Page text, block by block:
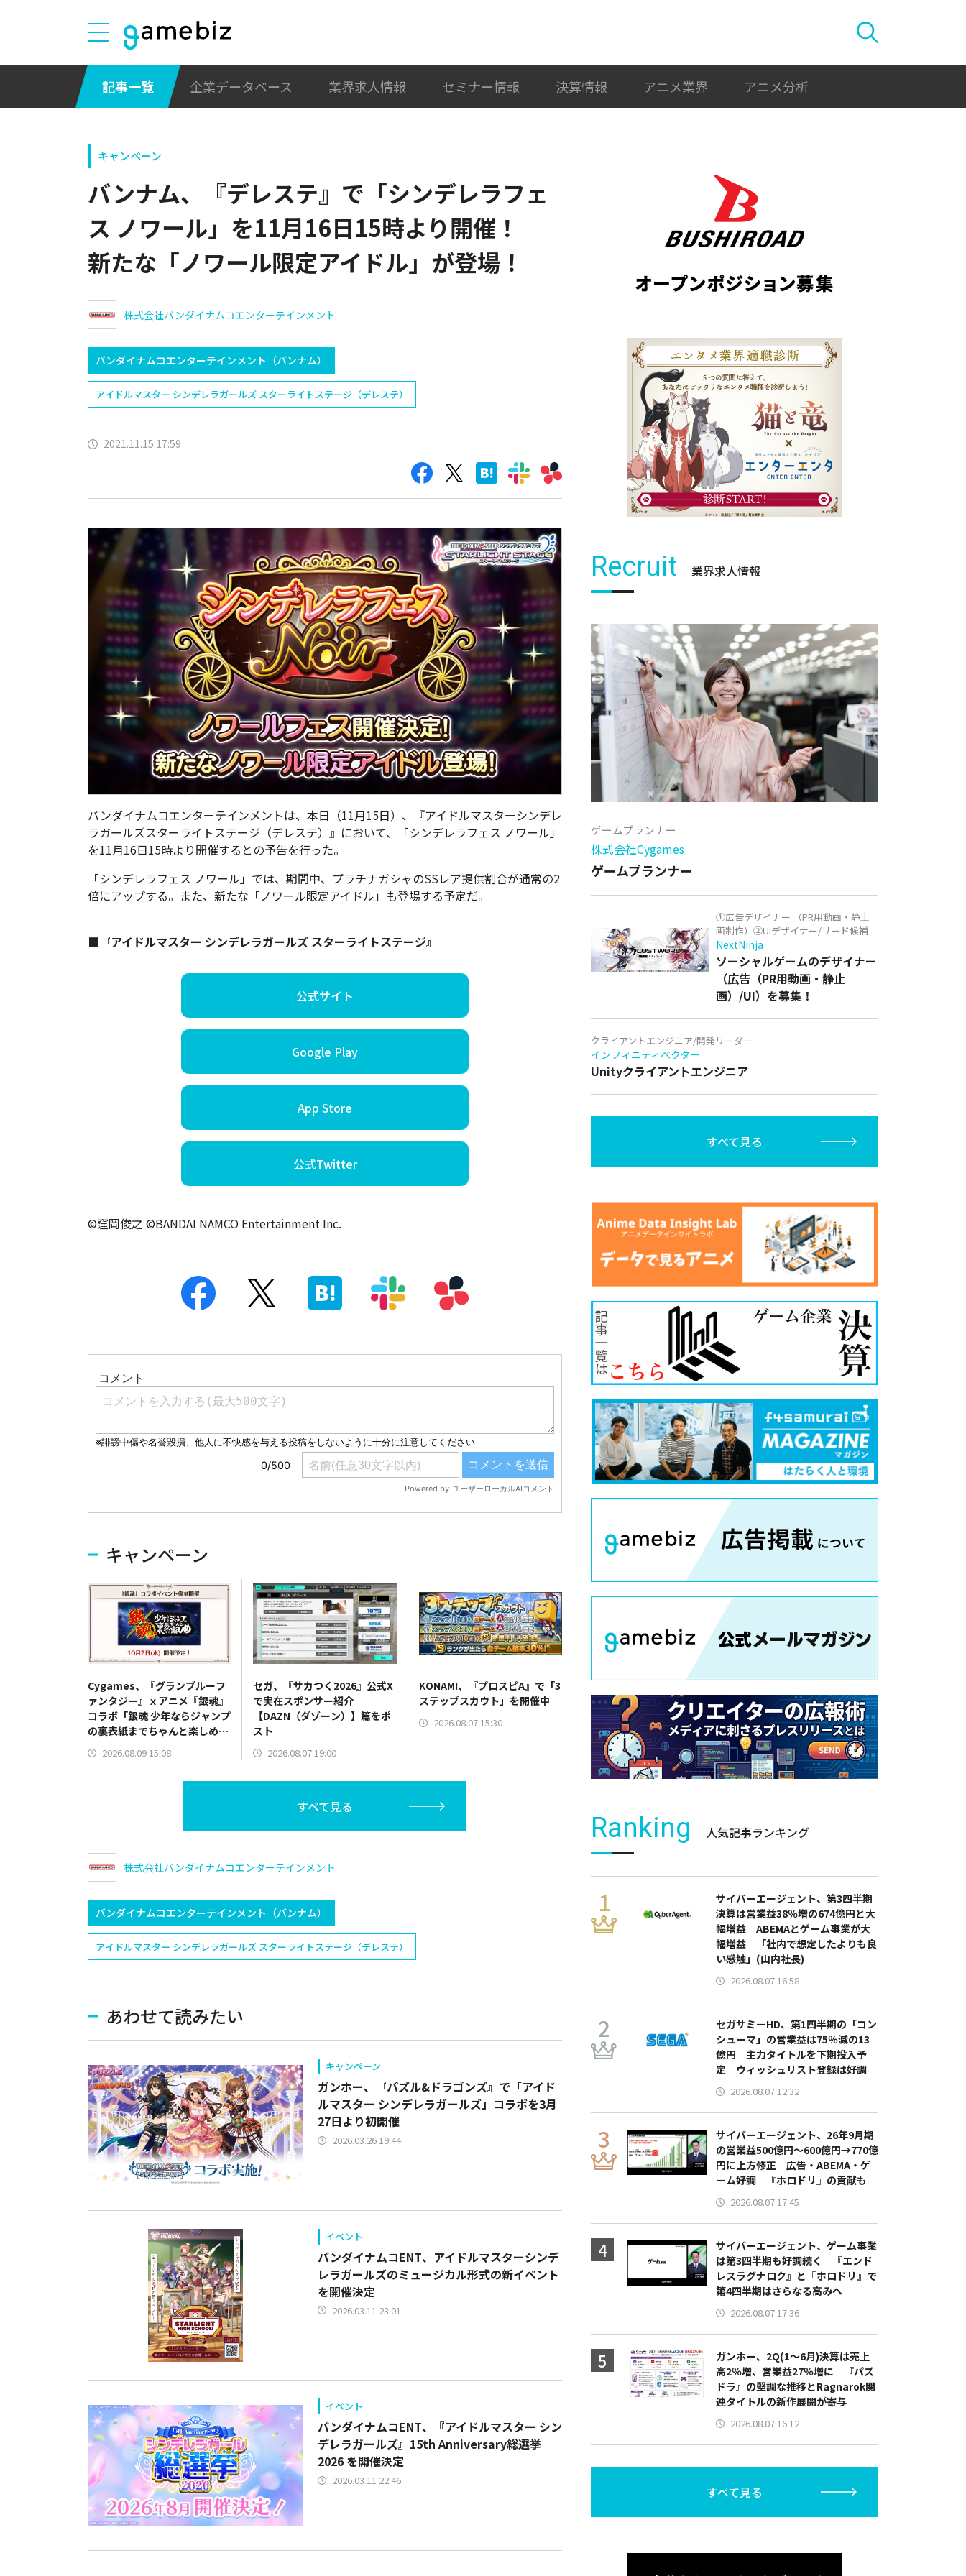
記事一覧 企業データベース 業界求人情報 セミナー情報 決算情報 アニメ業界 アニメ分析
キャンペーン
バンナム、『デレステ』で「シンデレラフェ
ス ノワール」を11月16日15時より開催！
新たな「ノワール限定アイドル」が登場！
株式会社バンダイナムコエンターテインメント
バンダイナムコエンターテインメント（バンナム）
アイドルマスター シンデレラガールズ スターライトステージ（デレステ）
2021.11.15 17:59
バンダイナムコエンターテインメントは、本日（11月15日）、『アイドルマスターシンデレ
ラガールズスターライトステージ（デレステ）』において、「シンデレラフェス ノワール」
を11月16日15時より開催するとの予告を行った。
「シンデレラフェス ノワール」では、期間中、プラチナガシャのSSレア提供割合が通常の2
倍にアップする。また、新たな「ノワール限定アイドル」も登場する予定だ。
■『アイドルマスター シンデレラガールズ スターライトステージ』
公式サイト
Google Play
App Store
公式Twitter
©窪岡俊之 ©BANDAI NAMCO Entertainment Inc.
キャンペーン
Cygames、『グランブルーフ
ァンタジー』ｘアニメ『銀魂』
コラボ「銀魂 少年ならジャンプ
の裏表紙までちゃんと楽しめ」
を復刻開催
2026.08.09 15:08
セガ、『サカつく2026』公式X
で実在スポンサー紹介
【DAZN（ダゾーン）】篇をポ
スト
2026.08.07 19:00
KONAMI、『プロスピA』で「3
ステップスカウト」を開催中
2026.08.07 15:30
すべて見る
株式会社バンダイナムコエンターテインメント
バンダイナムコエンターテインメント（バンナム）
アイドルマスター シンデレラガールズ スターライトステージ（デレステ）
あわせて読みたい
キャンペーン
ガンホー、『パズル&ドラゴンズ』で「アイド
ルマスター シンデレラガールズ」コラボを3月
27日より初開催
2026.03.26 19:44
イベント
バンダイナムコENT、アイドルマスターシンデ
レラガールズのミュージカル形式の新イベント
を開催決定
2026.03.11 23:01
イベント
バンダイナムコENT、『アイドルマスター シン
デレラガールズ』15th Anniversary総選挙
2026 を開催決定
2026.03.11 22:46
Recruit 業界求人情報
ゲームプランナー
株式会社Cygames
ゲームプランナー
①広告デザイナー （PR用動画・静止
画制作）②UIデザイナー/リード候補
NextNinja
ソーシャルゲームのデザイナー
（広告（PR用動画・静止
画）/UI）を募集！
クライアントエンジニア/開発リーダー
インフィニティベクター
Unityクライアントエンジニア
すべて見る
Ranking 人気記事ランキング
サイバーエージェント、第3四半期
決算は営業益38％増の674億円と大
幅増益 ABEMAとゲーム事業が大
幅増益 「社内で想定したよりも良
い感触」(山内社長)
2026.08.07 16:58
セガサミーHD、第1四半期の「コン
シューマ」の営業益は75％減の13
億円 主力タイトルを下期投入予
定 ウィッシュリスト登録は好調
2026.08.07 12:32
サイバーエージェント、26年9月期
の営業益500億円～600億円→770億
円に上方修正 広告・ABEMA・ゲ
ーム好調 『ホロドリ』の貢献も
2026.08.07 17:45
サイバーエージェント、ゲーム事業
は第3四半期も好調続く 『エンド
レスラグナロク』と『ホロドリ』で
第4四半期はさらなる高みへ
2026.08.07 17:36
ガンホー、2Q(1～6月)決算は売上
高2％増、営業益27％増に 『パズ
ドラ』の堅調な推移とRagnarok関
連タイトルの新作展開が寄与
2026.08.07 16:12
すべて見る